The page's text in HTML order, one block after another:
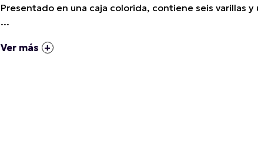
Presentado en una caja colorida, contiene seis varillas
...
Ver más